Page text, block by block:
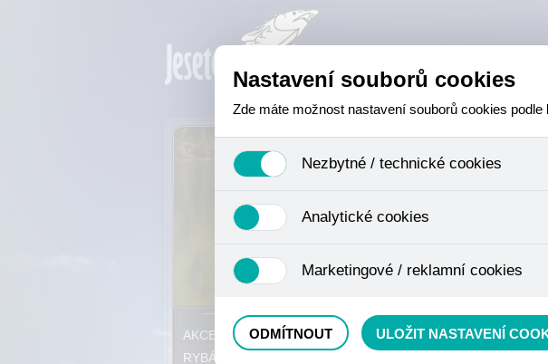
AKCE, SLEVY, VÝPRODEJ
RYBÁŘSKÝ SORTIMENT
Nastavení souborů cookies
Zde máte možnost nastavení souborů cookies
Nezbytné / technické cookies
se mimo jiné k ukládání produktů v nákupním košíku,
není zapotřebí Váš souhlas a není možné jej ani
Analytické cookies
nejedná o osobní údaje, protože anonymizované
odkazy, prohlížené zboží apod.
Marketingové / reklamní cookies
ODMÍTNOUT ULOŽIT NASTAVENÍ